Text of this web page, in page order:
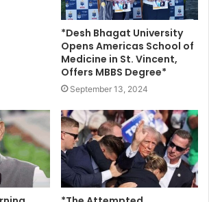
*Desh Bhagat University
Opens Americas School of
Medicine in St. Vincent,
Offers MBBS Degree*
September 13, 2024